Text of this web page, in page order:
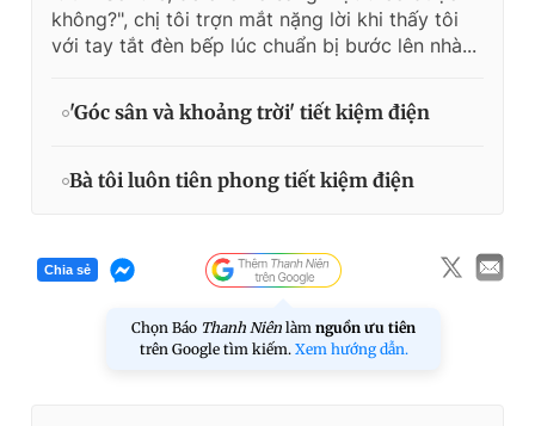
không?", chị tôi trợn mắt nặng lời khi thấy tôi
với tay tắt đèn bếp lúc chuẩn bị bước lên nhà...
'Góc sân và khoảng trời' tiết kiệm điện
Bà tôi luôn tiên phong tiết kiệm điện
Chia sẻ
Chọn Báo Thanh Niên làm nguồn ưu tiên
trên Google tìm kiếm. Xem hướng dẫn.